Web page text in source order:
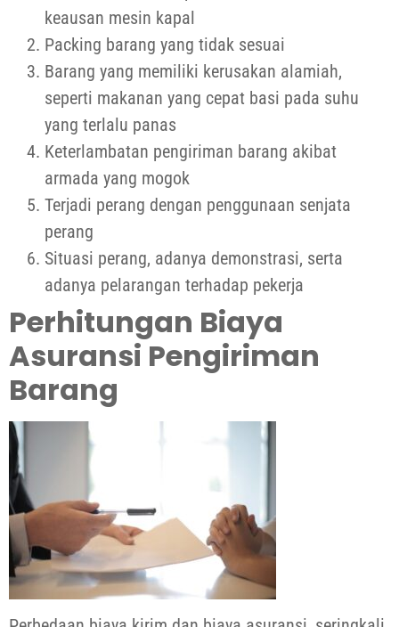
keausan mesin kapal
Packing barang yang tidak sesuai
Barang yang memiliki kerusakan alamiah,
seperti makanan yang cepat basi pada suhu
yang terlalu panas
Keterlambatan pengiriman barang akibat
armada yang mogok
Terjadi perang dengan penggunaan senjata
perang
Situasi perang, adanya demonstrasi, serta
adanya pelarangan terhadap pekerja
Perhitungan Biaya
Asuransi Pengiriman
Barang